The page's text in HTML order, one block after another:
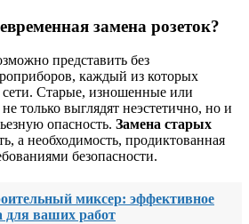
замена розеток?
представить без
каждый из которых
сети. Старые, изношенные или
только выглядят неэстетично, но и
опасность. Замена старых
а необходимость, продиктованная
безопасности.
миксер: эффективное
для ваших работ